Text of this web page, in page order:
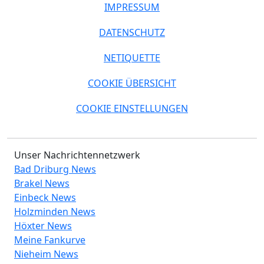
IMPRESSUM
DATENSCHUTZ
NETIQUETTE
COOKIE ÜBERSICHT
COOKIE EINSTELLUNGEN
Unser Nachrichtennetzwerk
Bad Driburg News
Brakel News
Einbeck News
Holzminden News
Höxter News
Meine Fankurve
Nieheim News